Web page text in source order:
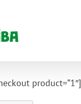
product=”1″]